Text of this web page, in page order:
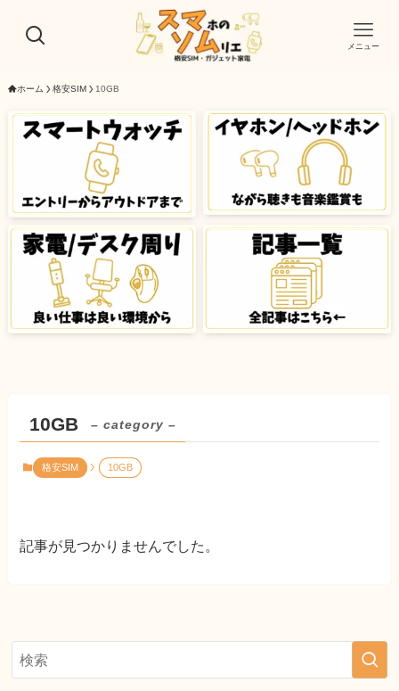
メニュー
ホーム 格安SIM 10GB
10GB – category –
格安SIM 10GB
記事が見つかりませんでした。